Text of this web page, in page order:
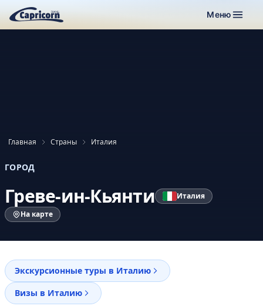
Меню
Главная Страны Италия
ГОРОД
Греве-ин-Кьянти
Италия
На карте
Экскурсионные туры в Италию
Визы в Италию